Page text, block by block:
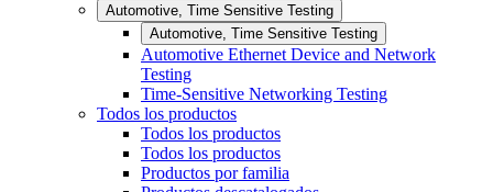
Automotive, Time Sensitive Testing
Automotive, Time Sensitive Testing
Automotive Ethernet Device and Network
Testing
Time-Sensitive Networking Testing
Todos los productos
Todos los productos
Todos los productos
Productos por familia